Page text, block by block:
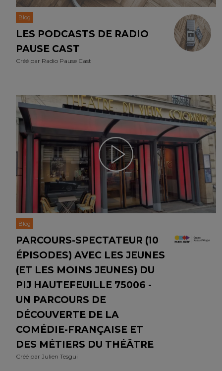
Blog
LES PODCASTS DE RADIO
PAUSE CAST
Créé par Radio Pause Cast
Blog
PARCOURS-SPECTATEUR (10
ÉPISODES) AVEC LES JEUNES
(ET LES MOINS JEUNES) DU
PIJ HAUTEFEUILLE 75006 -
UN PARCOURS DE
DÉCOUVERTE DE LA
COMÉDIE-FRANÇAISE ET
DES MÉTIERS DU THÉÂTRE
Créé parJulien Tesgui